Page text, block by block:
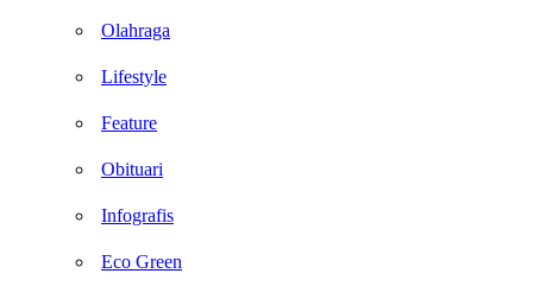
Olahraga
Lifestyle
Feature
Obituari
Infografis
Eco Green